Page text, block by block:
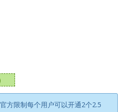
方限制每个用户可以开通2个2.5